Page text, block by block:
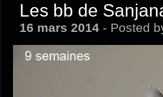
Les bb de
16 mars 2014- Posted